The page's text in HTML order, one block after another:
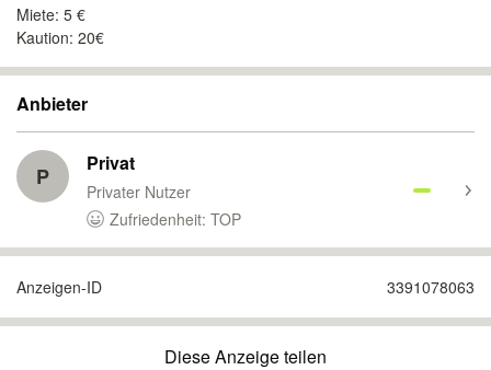
Miete: 5 €
Kaution: 20€
Anbieter
P Privat
Privater Nutzer
Zufriedenheit: TOP
Anzeigen-ID 3391078063
Diese Anzeige teilen